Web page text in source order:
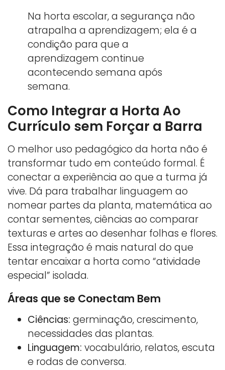
Na horta escolar, a segurança não
atrapalha a aprendizagem; ela é a
condição para que a
aprendizagem continue
acontecendo semana após
semana.
Como Integrar a Horta Ao
Currículo sem Forçar a Barra
O melhor uso pedagógico da horta não é
transformar tudo em conteúdo formal. É
conectar a experiência ao que a turma já
vive. Dá para trabalhar linguagem ao
nomear partes da planta, matemática ao
contar sementes, ciências ao comparar
texturas e artes ao desenhar folhas e flores.
Essa integração é mais natural do que
tentar encaixar a horta como “atividade
especial” isolada.
Áreas que se Conectam Bem
Ciências: germinação, crescimento,
necessidades das plantas.
Linguagem: vocabulário, relatos, escuta
e rodas de conversa.